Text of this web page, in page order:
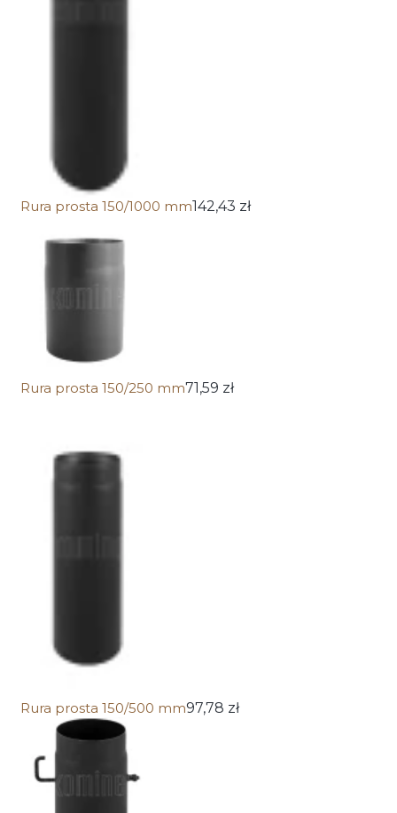
Rura prosta 150/1000 mm142,43 zł
Rura prosta 150/250 mm71,59 zł
Rura prosta 150/500 mm97,78 zł